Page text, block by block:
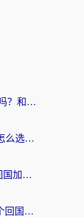
海外党必看：快帆TV版VPN好用吗？和快游VPN对比哪个回国效果更好？附实用避坑指南
海外党无忧指南：国内节点v2ray怎么选？一键回国VPN+多场景实测帮你避坑
海外党必看：如何选到最好用的回国加速器？从节点到售后的全维度指南
ChickCN VPN和洞见VPN对比哪个回国效果更好？海外党亲测3款加速器+避坑指南